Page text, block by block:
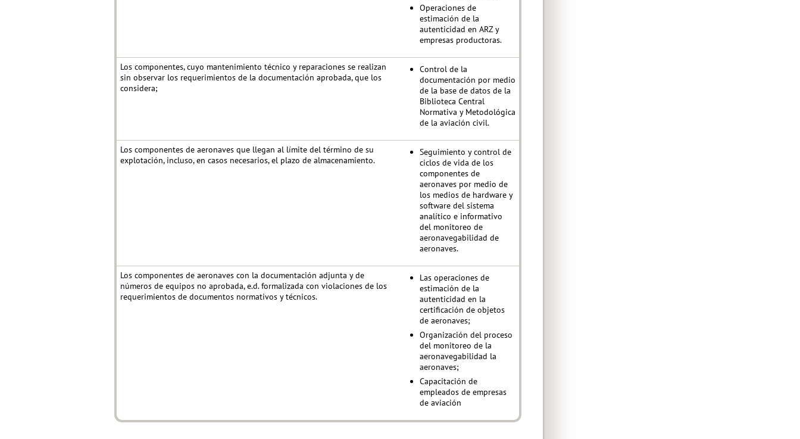
Operaciones de
estimación de la
autenticidad en ARZ y
empresas productoras.
Los componentes, cuyo mantenimiento técnico y reparaciones se realizan
sin observar los requerimientos de la documentación aprobada, que los
considera;
Control de la
documentación por medio
de la base de datos de la
Biblioteca Central
Normativa y Metodológica
de la aviación civil.
Los componentes de aeronaves que llegan al límite del término de su
explotación, incluso, en casos necesarios, el plazo de almacenamiento.
Seguimiento y control de
ciclos de vida de los
componentes de
aeronaves por medio de
los medios de hardware y
software del sistema
analítico e informativo
del monitoreo de
aeronavegabilidad de
aeronaves.
Los componentes de aeronaves con la documentación adjunta y de
números de equipos no aprobada, e.d. formalizada con violaciones de los
requerimientos de documentos normativos y técnicos.
Las operaciones de
estimación de la
autenticidad en la
certificación de objetos
de aeronaves;
Organización del proceso
del monitoreo de la
aeronavegabilidad la
aeronaves;
Capacitación de
empleados de empresas
de aviación